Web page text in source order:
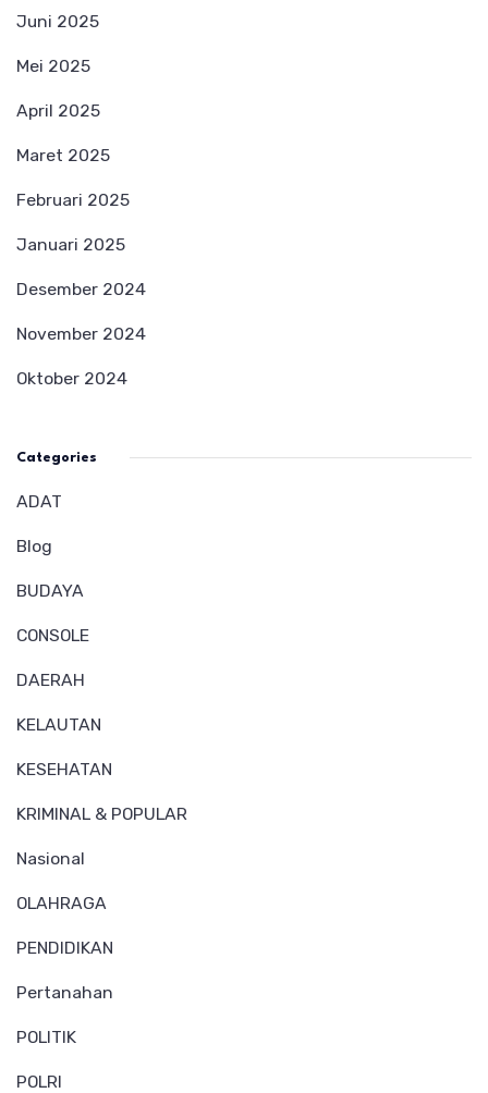
Juni 2025
Mei 2025
April 2025
Maret 2025
Februari 2025
Januari 2025
Desember 2024
November 2024
Oktober 2024
Categories
ADAT
Blog
BUDAYA
CONSOLE
DAERAH
KELAUTAN
KESEHATAN
KRIMINAL & POPULAR
Nasional
OLAHRAGA
PENDIDIKAN
Pertanahan
POLITIK
POLRI